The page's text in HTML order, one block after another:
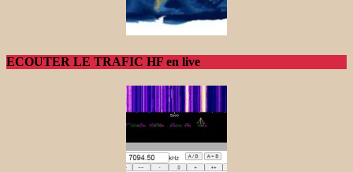
ECOUTER LE TRAFIC HF en live